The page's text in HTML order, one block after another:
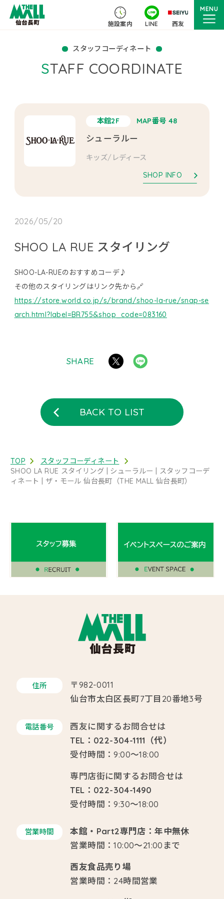
施設案内 LINE 西友
MENU
スタッフコーディネート
STAFF COORDINATE
本館2F MAP番号 48
シューラルー
キッズ/レディース
SHOP INFO
2026/05/20
SHOO LA RUE スタイリング
SHOO-LA-RUEのおすすめコーデ♪
その他のスタイリングはリンク先から🔗
https://store.world.co.jp/s/brand/shoo-la-rue/snap-se
arch.html?label=BR755&shop_code=083160
SHARE
BACK TO LIST
TOP
スタッフコーディネート
SHOO LA RUE スタイリング | シューラルー | スタッフコーデ
ィネート | ザ・モール 仙台長町（THE MALL 仙台長町）
住所
〒982-0011
仙台市太白区長町7丁目20番地3号
電話番号
西友に関するお問合せは
TEL：022-304-1111（代）
受付時間：9:00～18:00
専門店街に関するお問合せは
TEL：022-304-1490
受付時間：9:30～18:00
営業時間
本館・Part2専門店：年中無休
営業時間：10:00～21:00まで
西友食品売り場
営業時間：24時間営業